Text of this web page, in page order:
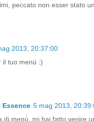
peccato non esser stato
2013, 20:37:00
il tuo menù :)
Essence 5 mag 2013,
di menù, mi hai fatto venire